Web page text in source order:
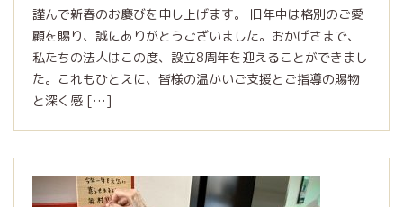
謹んで新春のお慶びを申し上げます。 旧年中は格別のご愛
顧を賜り、誠にありがとうございました。おかげさまで、
私たちの法人はこの度、設立8周年を迎えることができまし
た。これもひとえに、皆様の温かいご支援とご指導の賜物
と深く感 […]